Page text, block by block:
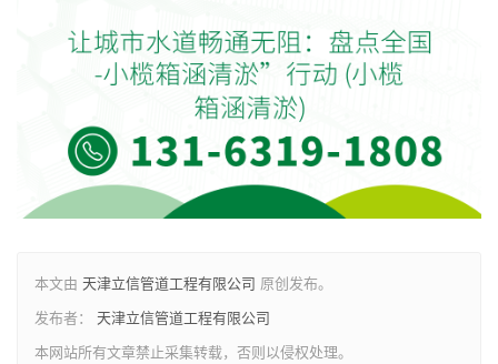
本文由 天津立信管道工程有限公司 原创发布。
发布者： 天津立信管道工程有限公司
本网站所有文章禁止采集转载，否则以侵权处理。